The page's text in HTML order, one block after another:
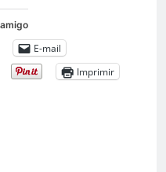
E-mail
Imprimir